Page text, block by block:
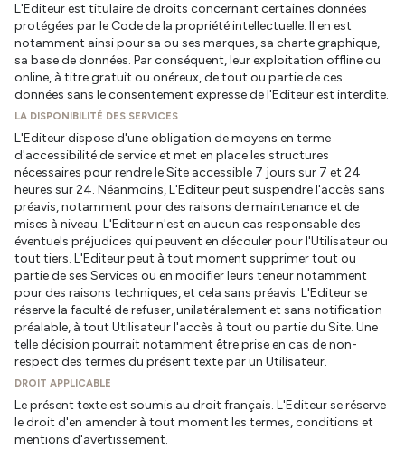
L'Editeur est titulaire de droits concernant certaines données
protégées par le Code de la propriété intellectuelle. Il en est
notamment ainsi pour sa ou ses marques, sa charte graphique,
sa base de données. Par conséquent, leur exploitation offline ou
online, à titre gratuit ou onéreux, de tout ou partie de ces
données sans le consentement expresse de l'Editeur est interdite.
LA DISPONIBILITÉ DES SERVICES
L'Editeur dispose d'une obligation de moyens en terme
d'accessibilité de service et met en place les structures
nécessaires pour rendre le Site accessible 7 jours sur 7 et 24
heures sur 24. Néanmoins, L'Editeur peut suspendre l'accès sans
préavis, notamment pour des raisons de maintenance et de
mises à niveau. L'Editeur n'est en aucun cas responsable des
éventuels préjudices qui peuvent en découler pour l'Utilisateur ou
tout tiers. L'Editeur peut à tout moment supprimer tout ou
partie de ses Services ou en modifier leurs teneur notamment
pour des raisons techniques, et cela sans préavis. L'Editeur se
réserve la faculté de refuser, unilatéralement et sans notification
préalable, à tout Utilisateur l'accès à tout ou partie du Site. Une
telle décision pourrait notamment être prise en cas de non-
respect des termes du présent texte par un Utilisateur.
DROIT APPLICABLE
Le présent texte est soumis au droit français. L'Editeur se réserve
le droit d'en amender à tout moment les termes, conditions et
mentions d'avertissement.